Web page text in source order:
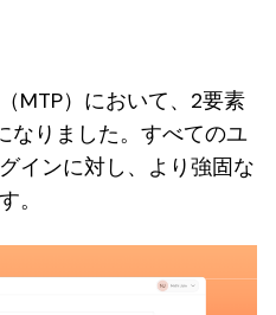
MTP）において、2要素
なりました。すべてのユ
インに対し、より強固な
。